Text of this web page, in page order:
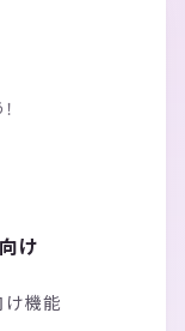
け
け機能